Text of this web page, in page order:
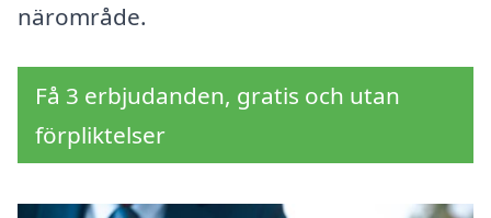
närområde.
Få 3 erbjudanden, gratis och utan
förpliktelser